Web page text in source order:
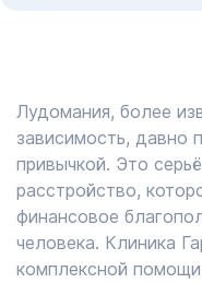
Лудомания, более
зависимость, давно
привычкой. Это
расстройство,
финансовое
человека. Клиника
комплексной